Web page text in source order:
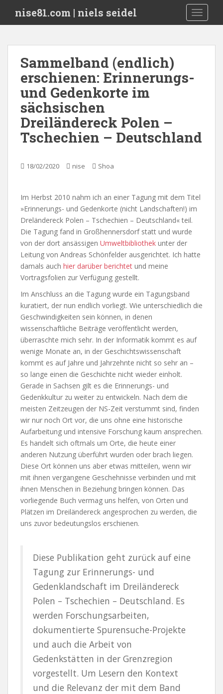
i
nise81.com | niels seidel
Sammelband (endlich)
erschienen: Erinnerungs-
und Gedenkorte im
sächsischen
Dreiländereck Polen –
Tschechien – Deutschland
18/02/2020 nise Shoa
Im Herbst 2010 nahm ich an einer Tagung mit dem Titel
»Erinnerungs- und Gedenkorte (nicht Landschaften!) im
Dreländereck Polen – Tschechien – Deutschland« teil.
Die Tagung fand in Großhennersdorf statt und wurde
von der dort ansässigen Umweltbibliothek unter der
Leitung von Andreas Schönfelder ausgerichtet. Ich hatte
damals auch hier darüber berichtet und meine
Vortragsfolien zur Verfügung gestellt.
Im Anschluss an die Tagung wurde ein Tagungsband
kuratiert, der nun endlich vorliegt. Wie unterschiedlich die
Geschwindigkeiten sein können, in denen
wissenschaftliche Beiträge veröffentlicht werden,
überraschte mich sehr. In der Informatik kommt es auf
wenige Monate an, in der Geschichtswissenschaft
kommt es auf Jahre und Jahrzehnte nicht so sehr an –
so lange einen die Geschichte nicht wieder einholt.
Gerade in Sachsen gilt es die Erinnerungs- und
Gedenkkultur zu weiter zu entwickeln. Nach dem die
meisten Zeitzeugen der NS-Zeit verstummt sind, finden
wir nur noch Ort vor, die uns ohne eine historische
Aufarbeitung und intensive Forschung kaum ansprechen.
Es handelt sich oftmals um Orte, die heute einer
anderen Nutzung überführt wurden oder brach liegen.
Diese Ort können uns aber etwas mitteilen, wenn wir
mit ihnen vergangene Geschehnisse verbinden und mit
ihnen Menschen in Beziehung bringen können. Das
vorliegende Buch vermag uns helfen, von Orten und
Plätzen im Dreiländereck angesprochen zu werden, die
uns zuvor bedeutungslos erschienen.
Diese Publikation geht zurück auf eine
Tagung zur Erinnerungs- und
Gedenklandschaft im Dreiländereck
Polen – Tschechien – Deutschland. Es
werden Forschungsarbeiten,
dokumentierte Spurensuche-Projekte
und auch die Arbeit von
Gedenkstätten in der Grenzregion
vorgestellt. Um Lesern den Kontext
und die Relevanz der mit dem Band